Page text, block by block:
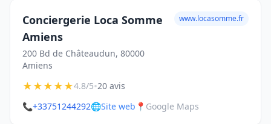
Conciergerie Loca Somme
Amiens
200 Bd de Châteaudun, 80000
Amiens
www.locasomme.fr
★★★★★4.8/5•20 avis
📞+33751244292🌐Site web 📍 Google Maps